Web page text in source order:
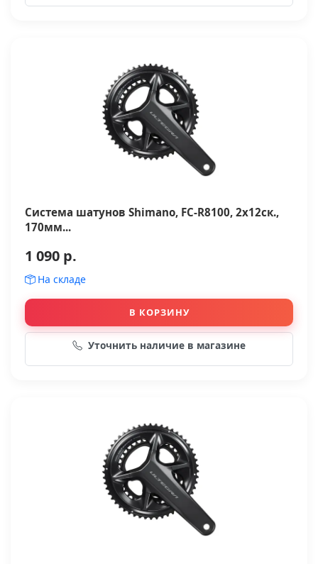
Система шатунов Shimano, FC-R8100, 2x12ск.,
170мм...
1 090 р.
На складе
В КОРЗИНУ
Уточнить наличие в магазине